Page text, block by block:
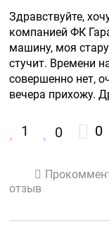
Здравствуйте,
компанией ФК
машину, моя
стучит. Времени
совершенно нет,
вечера прихожу.
1 0 0
отзыв